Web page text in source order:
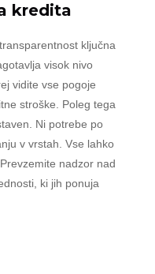
kredita
ključna
visok nivo
vidite vse pogoje
stroške. Poleg tega
Ni potrebe po
v vrstah. Vse lahko
nadzor nad
ki jih ponuja